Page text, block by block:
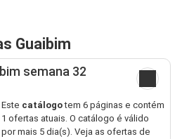
Guaibim
semana 32
Este catálogotem 6 páginas e contém
1 ofertas atuais. O catálogo é válido
por mais 5 dia(s). Veja as ofertas de